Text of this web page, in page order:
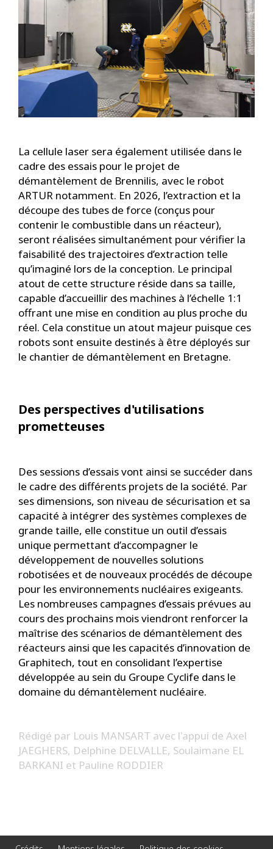
La cellule laser sera également utilisée dans le
cadre des essais pour le projet de
démantèlement de Brennilis, avec le robot
ARTUR notamment. En 2026, l’extraction et la
découpe des tubes de force (conçus pour
contenir le combustible dans un réacteur),
seront réalisées simultanément pour vérifier la
faisabilité des trajectoires d’extraction telle
qu’imaginé lors de la conception. Le principal
atout de cette structure réside dans sa taille,
capable d’accueillir des machines à l’échelle 1:1
offrant une mise en condition au plus proche du
réel. Cela constitue un atout majeur puisque ces
robots sont ensuite destinés à être déployés sur
le chantier de démantèlement en Bretagne.
Des perspectives d'utilisations
prometteuses
Des sessions d’essais vont ainsi se succéder dans
le cadre des différents projets de la société. Par
ses dimensions, son niveau de sécurisation et sa
capacité à intégrer des systèmes complexes de
grande taille, elle constitue un outil d’essais
unique permettant d’accompagner le
développement de nouvelles solutions
robotisées et de nouveaux procédés de découpe
pour les environnements nucléaires exigeants.
Les nombreuses campagnes d’essais prévues au
cours des prochains mois viendront renforcer la
maîtrise des scénarios de démantèlement des
réacteurs ainsi que les capacités d’innovation de
Graphitech, tout en consolidant l’expertise
développée au sein du Groupe Cyclife dans le
domaine du démantèlement nucléaire.
Rédigé par Louis MANSART avec l'appui de Axel
JAEGHERS, Delphine DELVALLE, Soulaimane EL
BARKANI et Pauline RODDIER